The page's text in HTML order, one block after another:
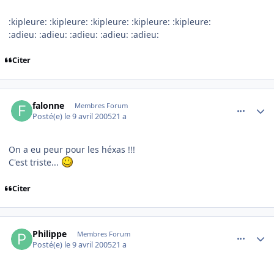
:kipleure: :kipleure: :kipleure: :kipleure: :kipleure:
:adieu: :adieu: :adieu: :adieu: :adieu:
Citer
falonne Membres Forum
Posté(e) le 9 avril 200521 a
On a eu peur pour les héxas !!!
C'est triste...
Citer
Philippe Membres Forum
Posté(e) le 9 avril 200521 a